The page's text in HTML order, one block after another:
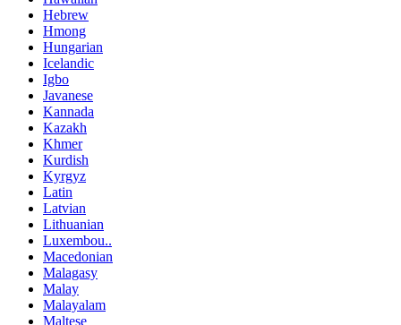
Hebrew
Hmong
Hungarian
Icelandic
Igbo
Javanese
Kannada
Kazakh
Khmer
Kurdish
Kyrgyz
Latin
Latvian
Lithuanian
Luxembou..
Macedonian
Malagasy
Malay
Malayalam
Maltese